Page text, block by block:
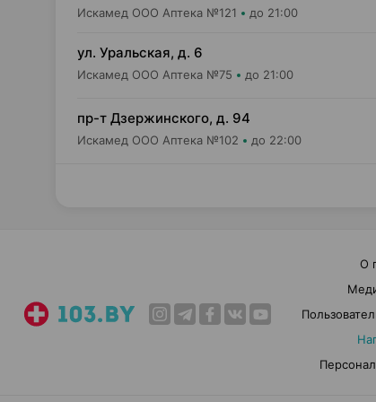
Искамед ООО Аптека №121 до 21:00
ул. Уральская, д. 6
Искамед ООО Аптека №75 до 21:00
пр-т Дзержинского, д. 94
Искамед ООО Аптека №102 до 22:00
О